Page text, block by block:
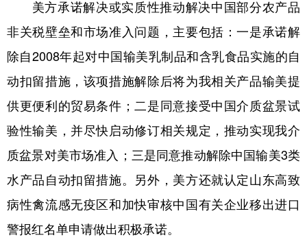
美方承诺解决或实质性推动解决中国部分农产品
非关税壁垒和市场准入问题，主要包括：一是承诺解
除自2008年起对中国输美乳制品和含乳食品实施的自
动扣留措施，该项措施解除后将为我相关产品输美提
供更便利的贸易条件；二是同意接受中国介质盆景试
验性输美，并尽快启动修订相关规定，推动实现我介
质盆景对美市场准入；三是同意推动解除中国输美3类
水产品自动扣留措施。另外，美方还就认定山东高致
病性禽流感无疫区和加快审核中国有关企业移出进口
警报红名单申请做出积极承诺。